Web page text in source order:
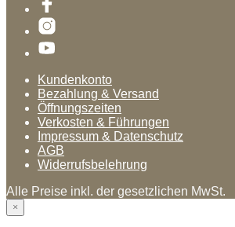
Kundenkonto
Bezahlung & Versand
Öffnungszeiten
Verkosten & Führungen
Impressum & Datenschutz
AGB
Widerrufsbelehrung
Alle Preise inkl. der gesetzlichen MwSt.
×